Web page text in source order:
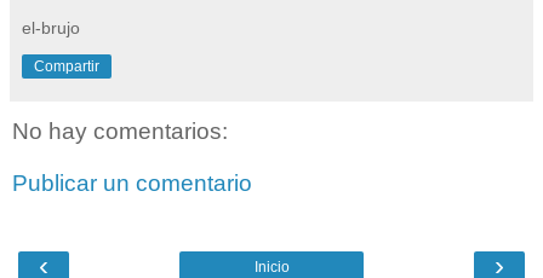
el-brujo
Compartir
No hay comentarios:
Publicar un comentario
‹ ›
Inicio